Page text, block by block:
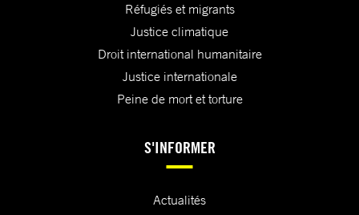
Réfugiés et migrants
Justice climatique
Droit international humanitaire
Justice internationale
Peine de mort et torture
S'INFORMER
Actualités